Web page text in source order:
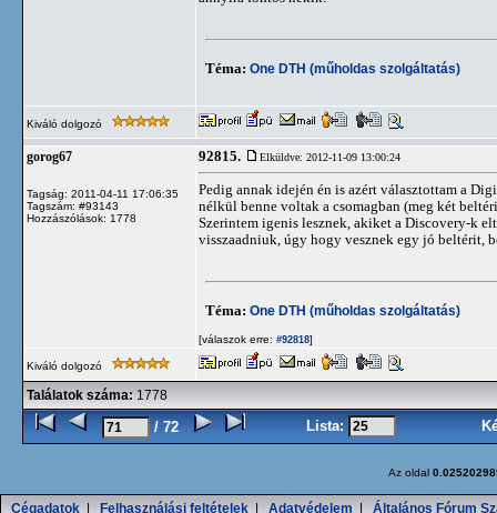
Téma: One DTH (műholdas szolgáltatás)
Kiváló dolgozó
gorog67
Tagság: 2011-04-11 17:06:35
Tagszám: #93143
Hozzászólások: 1778
92815. Elküldve: 2012-11-09 13:00:24
Pedig annak idején én is azért választottam a
nélkül benne voltak a csomagban (meg két
Szerintem igenis lesznek, akiket a Discovery-k
visszaadniuk, úgy hogy vesznek egy jó beltérit,
Téma: One DTH (műholdas szolgáltatás)
[válaszok erre: #92818]
Kiváló dolgozó
Találatok száma: 1778
/ 72 Lista:
Az oldal
Cégadatok Felhasználási feltételek Adatvédelem Általános Fórum